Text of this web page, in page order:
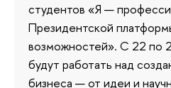
студентов «Я —
Президентской
возможностей». С 22 по
будут работать над
бизнеса — от идеи и